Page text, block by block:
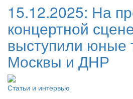
15.12.2025: На
концертной
выступили юные
Москвы и ДНР
Статьи и интервью